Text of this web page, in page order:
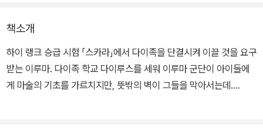
책소개
하이 랭크 승급 시험 「스카라」에서 다이족을 단결시켜 이끌 것을 요구
받는 이루마. 다이족 학교 다이루스를 세워 이루마 군단이 아이들에
게 마술의 기초를 가르치지만, 뜻밖의 벽이 그들을 막아서는데….